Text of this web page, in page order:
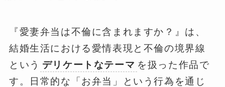
『愛妻弁当は不倫に含まれますか？』は、
結婚生活における愛情表現と不倫の境界線
という デリケートなテーマ を扱った作品で
す。日常的な「お弁当」という行為を通じ